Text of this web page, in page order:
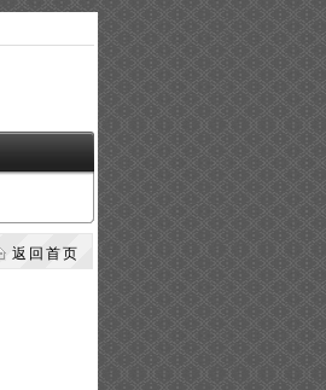
返回首页